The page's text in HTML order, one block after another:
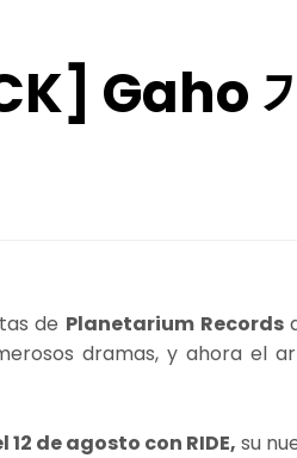
Gaho
de Planetarium Records
dramas, y ahora el
de agosto con RIDE, su